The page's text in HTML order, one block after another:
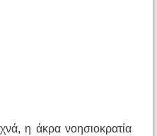
η άκρα νοησιοκρατία